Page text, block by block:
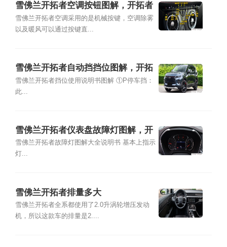
雪佛兰开拓者空调按钮图解，开拓者
空调除雾和暖风开启方法
雪佛兰开拓者空调采用的是机械按键，空调除雾
以及暖风可以通过按键直...
雪佛兰开拓者自动挡挡位图解，开拓
者换挡操作技巧
雪佛兰开拓者挡位使用说明书图解 ①P停车挡：
此...
雪佛兰开拓者仪表盘故障灯图解，开
拓者指示灯图解大全
雪佛兰开拓者故障灯图解大全说明书 基本上指示
灯...
雪佛兰开拓者排量多大
雪佛兰开拓者全系都使用了2.0升涡轮增压发动
机，所以这款车的排量是2....